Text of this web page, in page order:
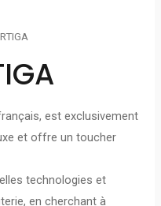
est exclusivement
et offre un toucher
technologies et
en cherchant à